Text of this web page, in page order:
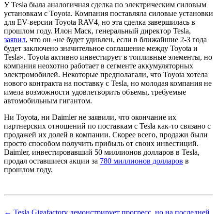
У Tesla была аналогичная сделка по электрическим силовым
установкам с Toyota. Компания поставляла силовые установки
для EV-версии Toyota RAV4, но эта сделка завершилась в
прошлом году. Илон Маск, генеральный директор Tesla,
заявил, что он «не будет удивлен, если в ближайшие 2-3 года
будет заключено значительное соглашение между Toyota и
Tesla». Toyota активно инвестирует в топливные элементы, но
компания неохотно работает в сегменте аккумуляторных
электромобилей. Некоторые предполагали, что Toyota хотела
нового контракта на поставку с Tesla, но молодая компания не
имела возможности удовлетворить объемы, требуемые
автомобильным гигантом.
Ни Toyota, ни Daimler не заявили, что окончание их
партнерских отношений по поставкам с Tesla как-то связано с
продажей их долей в компании. Скорее всего, продажи были
просто способом получить прибыль от своих инвестиций.
Daimler, инвестировавший 50 миллионов долларов в Tesla,
продал оставшиеся акции за 780 миллионов долларов в
прошлом году.